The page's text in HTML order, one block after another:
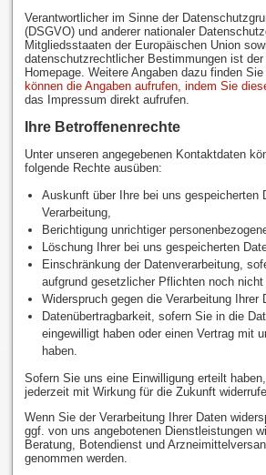
Verantwortlicher im Sinne der
(DSGVO) und anderer nationaler
Mitgliedsstaaten der Europäischen Union
datenschutzrechtlicher Bestimmungen ist der
Homepage. Weitere Angaben dazu finden
können die Angaben aufrufen, indem Sie
das Impressum direkt aufrufen.
Ihre Betroffenenrechte
Unter unseren angegebenen Kontaktdaten
folgende Rechte ausüben:
Auskunft über Ihre bei uns gespeicherten
Verarbeitung,
Berichtigung unrichtiger
Löschung Ihrer bei uns gespeicherten
Einschränkung der Datenverarbeitung,
aufgrund gesetzlicher Pflichten noch nicht
Widerspruch gegen die Verarbeitung Ihrer
Datenübertragbarkeit, sofern Sie in die
eingewilligt haben oder einen Vertrag mit
haben.
Sofern Sie uns eine Einwilligung erteilt
jederzeit mit Wirkung für die Zukunft
Wenn Sie der Verarbeitung Ihrer Daten
ggf. von uns angebotenen Dienstleistungen
Beratung, Botendienst und
genommen werden.